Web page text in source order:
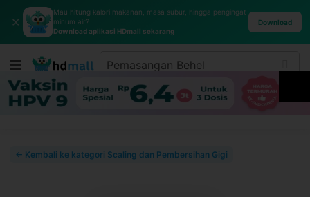
✕
Mau hitung kalori makanan, masa subur, hingga pengingat
minum air?
Download aplikasi HDmall sekarang
Download
← Kembali ke kategori Scaling dan Pembersihan Gigi